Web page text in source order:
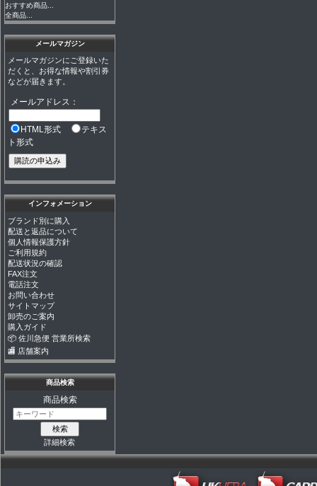
おすすめ商品...
全商品...
メールマガジン
メールマガジンにご登録いた
だくと、お得な情報や割引券
などが届きます。
メールアドレス：
HTML形式
テキス
ト形式
インフォメーション
ブランド別に購入
配送と返品について
個人情報保護方針
ご利用規約
配送状況の確認
FAX注文
電話注文
お問い合わせ
サイトマップ
卸売のご案内
購入ガイド
📦 佐川急便 営業所検索
🏬 店舗案内
商品検索
商品検索
詳細検索